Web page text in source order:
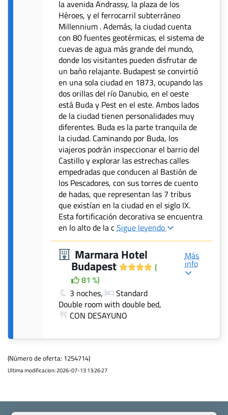
la avenida Andrassy, la plaza de los
Héroes, y el ferrocarril subterráneo
Millennium . Además, la ciudad cuenta
con 80 fuentes geotérmicas, el sistema de
cuevas de agua más grande del mundo,
donde los visitantes pueden disfrutar de
un baño relajante. Budapest se convirtió
en una sola ciudad en 1873, ocupando las
dos orillas del río Danubio, en el oeste
está Buda y Pest en el este. Ambos lados
de la ciudad tienen personalidades muy
diferentes. Buda es la parte tranquila de
la ciudad. Caminando por Buda, los
viajeros podrán inspeccionar el barrio del
Castillo y explorar las estrechas calles
empedradas que conducen al Bastión de
los Pescadores, con sus torres de cuento
de hadas, que representan las 7 tribus
que existían en la ciudad en el siglo IX.
Esta fortificación decorativa se encuentra
en lo alto de la cSigue leyendo
Marmara Hotel
Budapest
(
81 %)
3 noches,
Standard
Double room with double bed,
CON DESAYUNO
Más
info
(Número de oferta: 1254714)
Ultima modificacion: 2026-07-13 13:26:27